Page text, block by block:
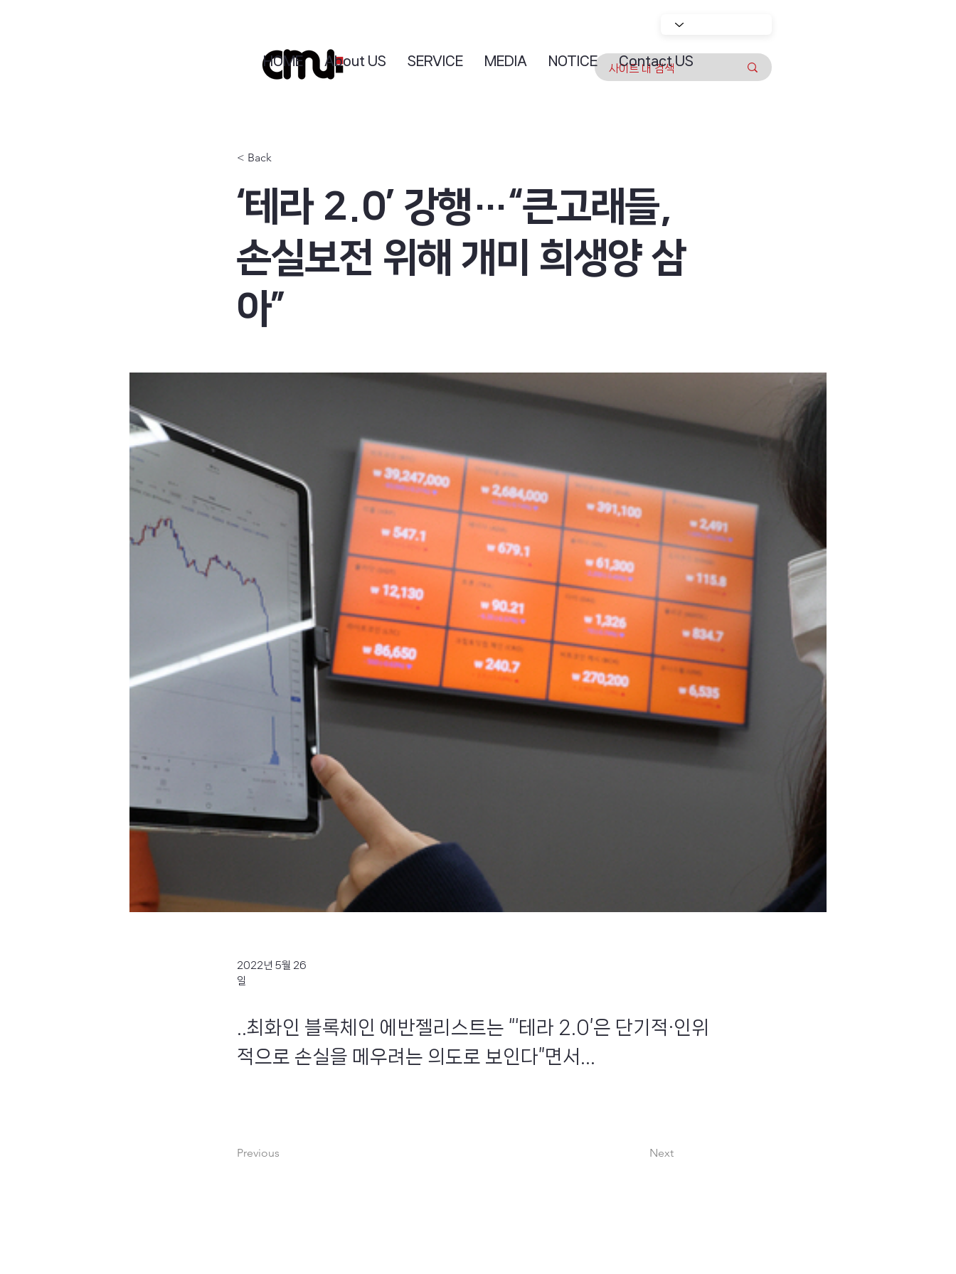
HOME About US SERVICE MEDIA NOTICE Contact US
< Back
‘테라 2.0’ 강행…“큰고래들,
손실보전 위해 개미 희생양 삼
아”
2022년 5월 26
일
..최화인 블록체인 에반젤리스트는 “‘테라 2.0’은 단기적·인위
적으로 손실을 메우려는 의도로 보인다”면서...
Previous Next